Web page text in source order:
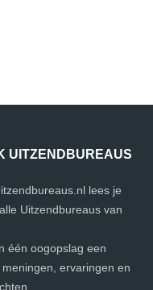
UITZENDBUREAUS
lees je
Uitzendbureaus van
één oogopslag een
ervaringen en